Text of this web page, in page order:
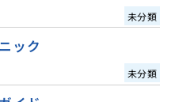
未分類
ック
未分類